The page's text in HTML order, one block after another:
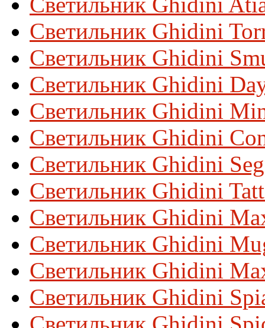
Светильник Ghidini
Светильник Ghidini
Светильник Ghidini
Светильник Ghidini
Светильник Ghidini
Светильник Ghidini
Светильник Ghidini
Светильник Ghidini
Светильник Ghidini
Светильник Ghidini
Светильник Ghidini